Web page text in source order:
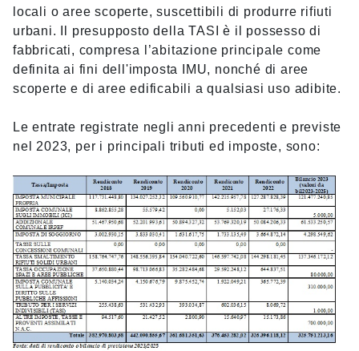
locali o aree scoperte, suscettibili di produrre rifiuti
urbani. Il presupposto della TASI è il possesso di
fabbricati, compresa l’abitazione principale come
definita ai fini dell'imposta IMU, nonché di aree
scoperte e di aree edificabili a qualsiasi uso adibite.
Le entrate registrate negli anni precedenti e previste
nel 2023, per i principali tributi ed imposte, sono: